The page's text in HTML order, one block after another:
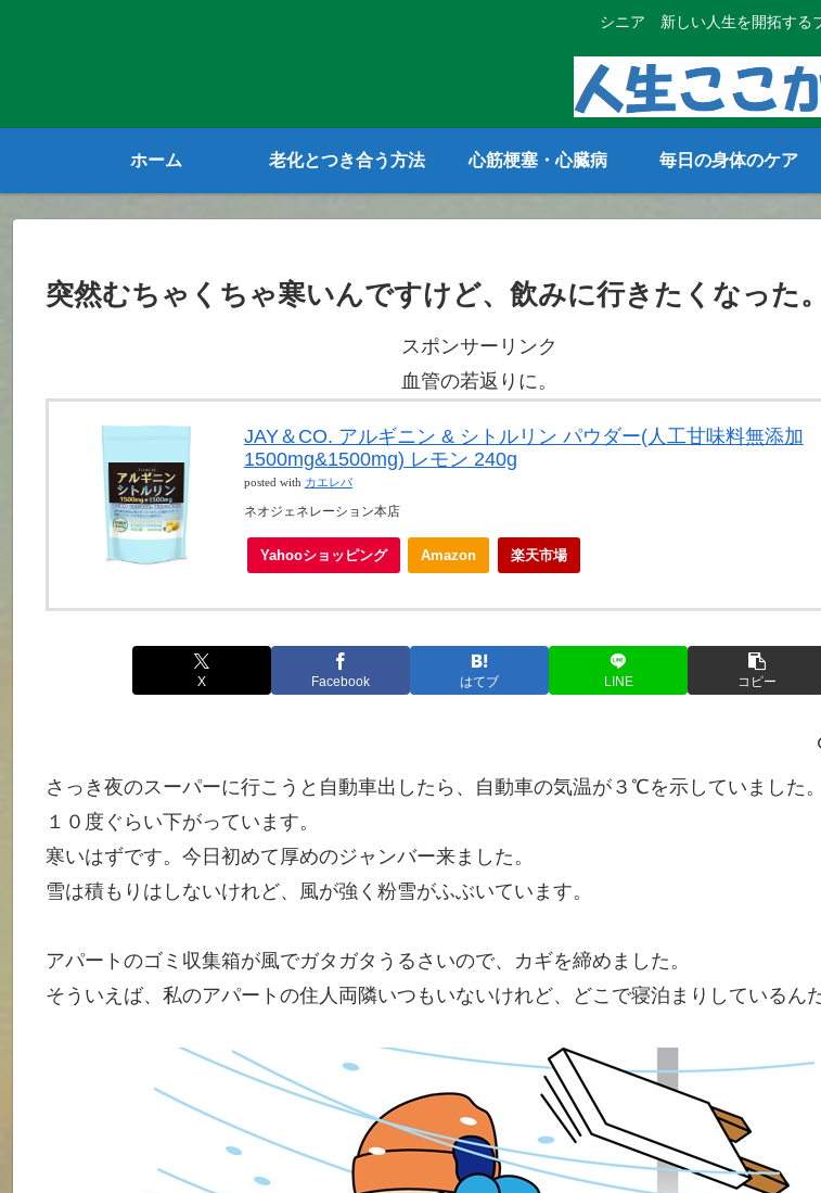
シニア 新しい人生を開拓する
ホーム 老化とつき合う方法 心筋梗塞・心臓病 毎日の身体のケア
突然むちゃくちゃ寒いんですけど、飲みに行きたくなった。
スポンサーリンク
血管の若返りに。
JAY＆CO. アルギニン & シトルリン パウダー(人工甘味料無添加
1500mg&1500mg) レモン 240g
posted with カエレバ
ネオジェネレーション本店
Yahooショッピング Amazon 楽天市場
X Facebook はてブ LINE コピー
さっき夜のスーパーに行こうと自動車出したら、自動車の気温が３℃を示していました
１０度ぐらい下がっています。
寒いはずです。今日初めて厚めのジャンバー来ました。
雪は積もりはしないけれど、風が強く粉雪がふぶいています。
アパートのゴミ収集箱が風でガタガタうるさいので、カギを締めました。
そういえば、私のアパートの住人両隣いつもいないけれど、どこで寝泊まりしているん